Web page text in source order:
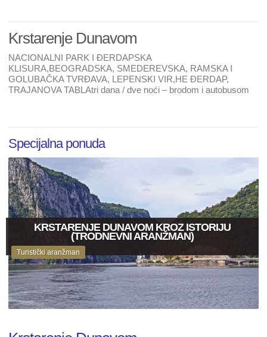
Krstarenje Dunavom
NACIONALNI PARK I ĐERDAPSKA
KLISURA,BEOGRADSKA, SMEDEREVSKA, RAMSKA I
GOLUBAČKA TVRĐAVA, LEPENSKI VIR,HE ĐERDAP,
TRAJANOVA TABLAtri dana / dve noći – brodom i autobusom
Specijalna ponuda
KRSTARENJE DUNAVOM KROZ ISTORIJU
(TRODNEVNI ARANŽMAN)
Turistički aranžman